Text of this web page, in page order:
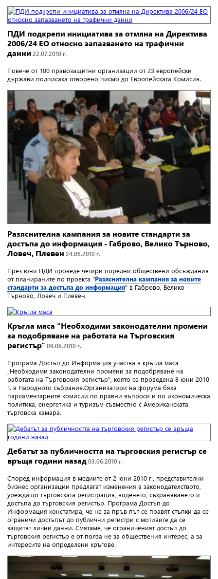
ПДИ подкрепи инициатива за отмяна на Директива
2006/24 ЕО относно запазването на трафични
данни 22.07.2010 г.
Повече от 100 правозащитни организации от 23 европейски
държави подписаха отворено писмо до Европейската Комисия.
Разяснителна кампания за новите стандарти за
достъпа до информация - Габрово, Велико Търново,
Ловеч, Плевен 24.06.2010 г.
През юни ПДИ проведе четири поредни обществени обсъждания
от планираните по проекта "Разяснителна кампания за новите
стандарти за достъпа до информация" в Габрово, Велико
Търново, Ловеч и Плевен.
Кръгла маса "Необходими законодателни промени
за подобряване на работата на Търговския
регистър" 09.06.2010 г.
Програма Достъп до Информация участва в кръгла маса
„Необходими законодателни промени за подобряване на
работата на Търговския регистър”, която се проведена 8 юни 2010
г. в Народното събрание.Организатори на форума бяха
парламентарните комисии по правни въпроси и по икономическа
политика, енергетика и туризъм съвместно с Американската
търговска камара.
Дебатът за публичността на търговския регистър се
връща години назад 03.06.2010 г.
Според информация в медиите от 2 юни 2010 г., представителни
бизнес организации предлагат изменения в законодателството,
уреждащо търговската регистрация, воденето, съхраняването и
достъпа до търговския регистър. Програма Достъп до
Информация констатира, че не за пръв път се правят стъпки да се
ограничи достъпът до публични регистри с мотивите да се
защитят лични данни. Смятаме, че ограниченият достъп до
търговския регистър е от полза не за обществения интерес, а за
интересите на определени кръгове.